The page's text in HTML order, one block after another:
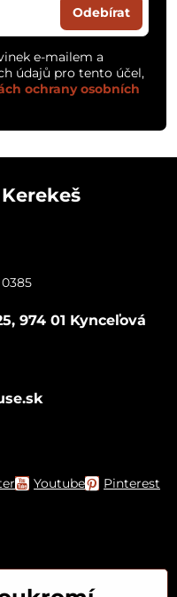
Odebírat
e-mailem a
údajů pro tento účel,
ochrany osobních
974 01 Kynceľová
Youtube Pinterest